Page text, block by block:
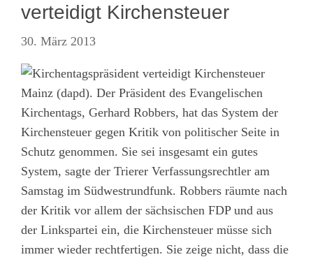
verteidigt Kirchensteuer
30. März 2013
Mainz (dapd). Der Präsident des Evangelischen
Kirchentags, Gerhard Robbers, hat das System der
Kirchensteuer gegen Kritik von politischer Seite in
Schutz genommen. Sie sei insgesamt ein gutes
System, sagte der Trierer Verfassungsrechtler am
Samstag im Südwestrundfunk. Robbers räumte nach
der Kritik vor allem der sächsischen FDP und aus
der Linkspartei ein, die Kirchensteuer müsse sich
immer wieder rechtfertigen. Sie zeige nicht, dass die